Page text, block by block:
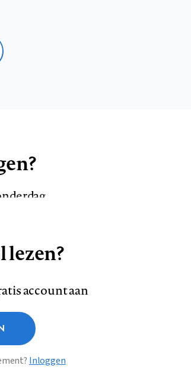
About us
gebruikt cookies
account aan
Inloggen